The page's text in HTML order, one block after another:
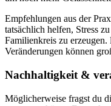
Empfehlungen aus der
tatsächlich helfen, Stress
Familienkreis zu erzeugen.
Veränderungen können
Nachhaltigkeit &
Möglicherweise fragst du